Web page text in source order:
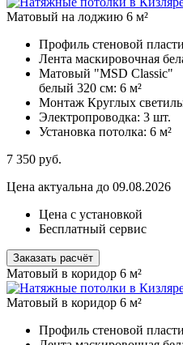
Матовый на лоджию 6 м²
Профиль стеновой
Лента маскировочная
Матовый "MSD Classic"
белый 320 см: 6 м²
Монтаж Круглых
Электропроводка: 3 шт.
Установка потолка: 6 м²
7 350 руб.
Цена актуальна до 09.08.2026
Цена с установкой
Бесплатный сервис
Заказать расчёт
Матовый в коридор 6 м²
Матовый в коридор 6 м²
Профиль стеновой